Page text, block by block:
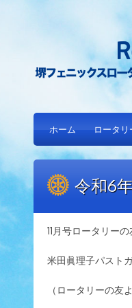
ホーム ロータ
令和6
11月号ロータリー
米田眞理子パスト
（ロータリーの友